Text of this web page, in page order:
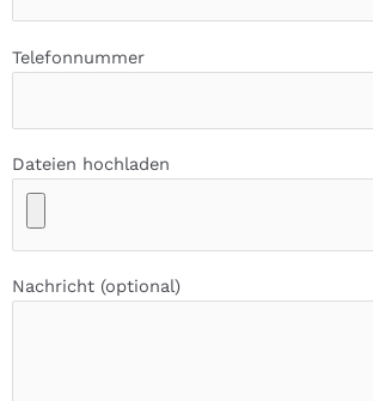
Telefonnummer
Dateien hochladen
Nachricht (optional)